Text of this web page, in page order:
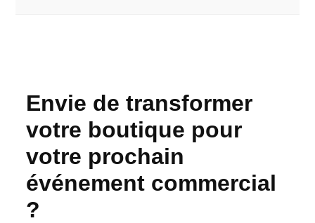
Envie de transformer
votre boutique pour
votre prochain
événement commercial
?